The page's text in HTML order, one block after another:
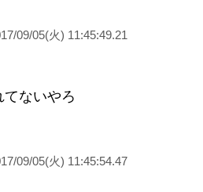
09/05(火) 11:45:49.21
てないやろ
09/05(火) 11:45:54.47